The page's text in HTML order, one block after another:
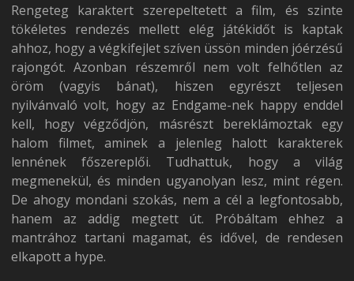
Rengeteg karaktert szerepeltetett a film, és szinte
tökéletes rendezés mellett elég játékidőt is kaptak
ahhoz, hogy a végkifejlet szíven üssön minden jóérzésű
rajongót. Azonban részemről nem volt felhőtlen az
öröm (vagyis bánat), hiszen egyrészt teljesen
nyilvánvaló volt, hogy az Endgame-nek happy enddel
kell, hogy végződjön, másrészt bereklámoztak egy
halom filmet, aminek a jelenleg halott karakterek
lennének főszereplői. Tudhattuk, hogy a világ
megmenekül, és minden ugyanolyan lesz, mint régen.
De ahogy mondani szokás, nem a cél a legfontosabb,
hanem az addig megtett út. Próbáltam ehhez a
mantrához tartani magamat, és idővel, de rendesen
elkapott a hype.